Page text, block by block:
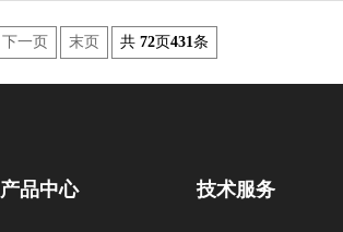
下一页 末页 共 72页431条
产品中心 技术服务